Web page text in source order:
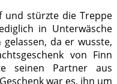
und stürzte die Treppe
in Unterwäsche
da er wusste,
von Finn
seinen Partner aus
war es, ihn um